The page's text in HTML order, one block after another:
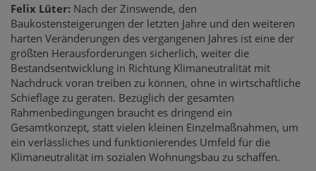
Felix Lüter: Nach der Zinswende, den
Baukostensteigerungen der letzten Jahre und den weiteren
harten Veränderungen des vergangenen Jahres ist eine der
größten Herausforderungen sicherlich, weiter die
Bestandsentwicklung in Richtung Klimaneutralität mit
Nachdruck voran treiben zu können, ohne in wirtschaftliche
Schieflage zu geraten. Bezüglich der gesamten
Rahmenbedingungen braucht es dringend ein
Gesamtkonzept, statt vielen kleinen Einzelmaßnahmen, um
ein verlässliches und funktionierendes Umfeld für die
Klimaneutralität im sozialen Wohnungsbau zu schaffen.